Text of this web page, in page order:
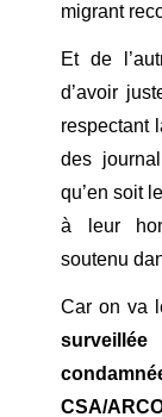
migrant
Et de
d’avoir
respectant
des
qu’en soit
à leur
soutenu
Car on va
CSA/